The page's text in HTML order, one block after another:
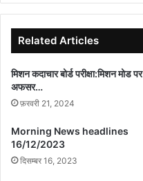
Related Articles
मिशन कदाचार बोर्ड परीक्षा:मिशन मोड पर
अफसर…
फ़रवरी 21, 2024
Morning News headlines
16/12/2023
दिसम्बर 16, 2023